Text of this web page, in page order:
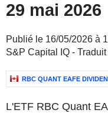
29 mai 2026
Publié le 16/05/2026 à
S&P Capital IQ -
RBC QUANT EAFE
L'ETF RBC Quant